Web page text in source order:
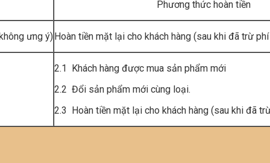
Phương thức hoàn tiền
ưng ý)Hoàn tiền mặt lại cho khách hàng (sau khi đã trừ
2.1 Khách hàng được mua sản phẩm mới
2.2 Đổi sản phẩm mới cùng loại.
2.3 Hoàn tiền mặt lại cho khách hàng (sau khi đã